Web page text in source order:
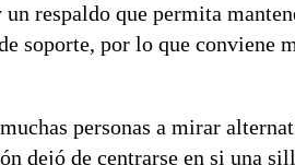
respaldo que permita
soporte, por lo que conviene
personas a mirar
dejó de centrarse en si una